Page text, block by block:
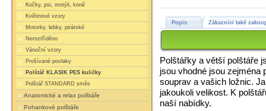
Kočky, psi, motýli, koně
Květinové vzory
Motorky, lebky, pirátské
Neroztříděno
Vánoční vzory
Prošívané povlaky
Polštář KLASIK PES kuličky
Polštář STANDARD směs
Anatomické a relax polštáře
Pohankové polštáře
Popis Zákazníci také
Polštářky a větší polštáře
jsou vhodné jsou zejména
souprav a vašich ložnic.
jakoukoli velikost. K
naší nabídky.